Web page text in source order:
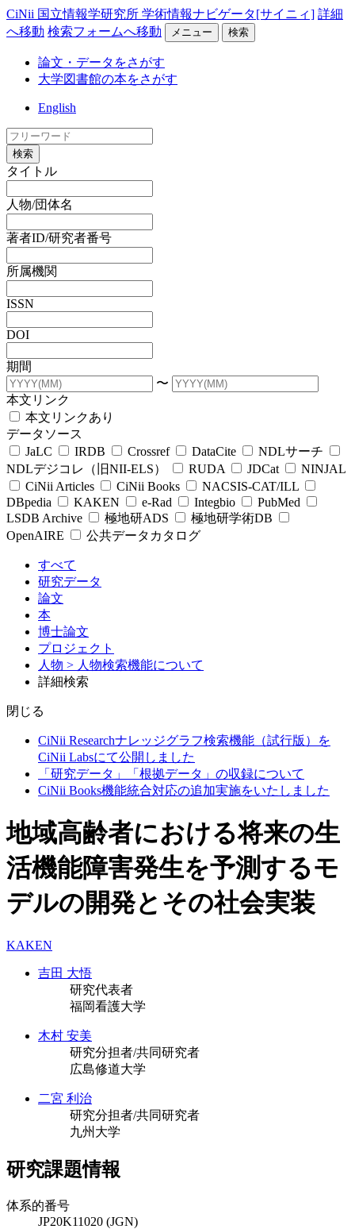
CiNii 国立情報学研究所 学術情報ナビゲータ[サイニィ] 詳細
へ移動 検索フォームへ移動 メニュー 検索
論文・データをさがす
大学図書館の本をさがす
English
検索
タイトル
人物/団体名
著者ID/研究者番号
所属機関
ISSN
DOI
期間
〜
本文リンク
本文リンクあり
データソース
JaLC
IRDB Crossref DataCite
NDLサーチ
NDLデジコレ（旧NII-ELS）
RUDA JDCat
NINJAL
CiNii Articles
CiNii Books
NACSIS-CAT/ILL
DBpedia
KAKEN e-Rad Integbio
PubMed
LSDB Archive
極地研ADS
極地研学術DB
OpenAIRE
公共データカタログ
すべて
研究データ
論文
本
博士論文
プロジェクト
人物 > 人物検索機能について
詳細検索
閉じる
CiNii Researchナレッジグラフ検索機能（試行版）を
CiNii Labsにて公開しました
「研究データ」「根拠データ」の収録について
CiNii Books機能統合対応の追加実施をいたしました
地域高齢者における将来の生
活機能障害発生を予測するモ
デルの開発とその社会実装
KAKEN
吉田 大悟
研究代表者
福岡看護大学
木村 安美
研究分担者/共同研究者
広島修道大学
二宮 利治
研究分担者/共同研究者
九州大学
研究課題情報
体系的番号
JP20K11020 (JGN)